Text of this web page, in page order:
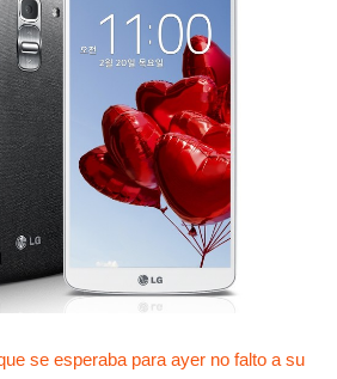
se esperaba para ayer no falto a su